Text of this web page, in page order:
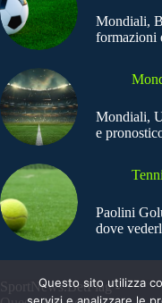
Mondiali,
formazioni
Mondiali,
e
Paolini
dove
SportNews.BetFlag -
Questo sito utilizza